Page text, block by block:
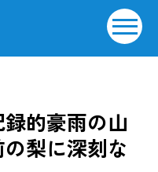
的豪雨の山
梨に深刻な